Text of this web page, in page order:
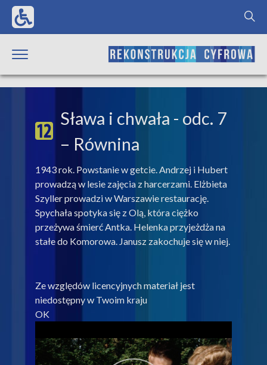
Sława i chwała - odc. 7
– Równina
1943 rok. Powstanie w getcie. Andrzej i Hubert
prowadzą w lesie zajęcia z harcerzami. Elżbieta
Szyller prowadzi w Warszawie restaurację.
Spychała spotyka się z Olą, która ciężko
przeżywa śmierć Antka. Helenka przyjeżdża na
stałe do Komorowa. Janusz zakochuje się w niej.
Ze względów licencyjnych materiał jest
niedostępny w Twoim kraju
OK